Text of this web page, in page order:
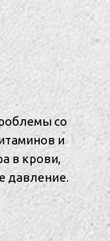
со
и
в крови,
давление.